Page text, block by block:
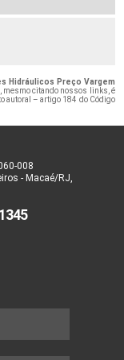
Hidráulicos Preço Vargem
mesmo citando nossos links, é
autoral – artigo 184 do Código
008
- Macaé/RJ,